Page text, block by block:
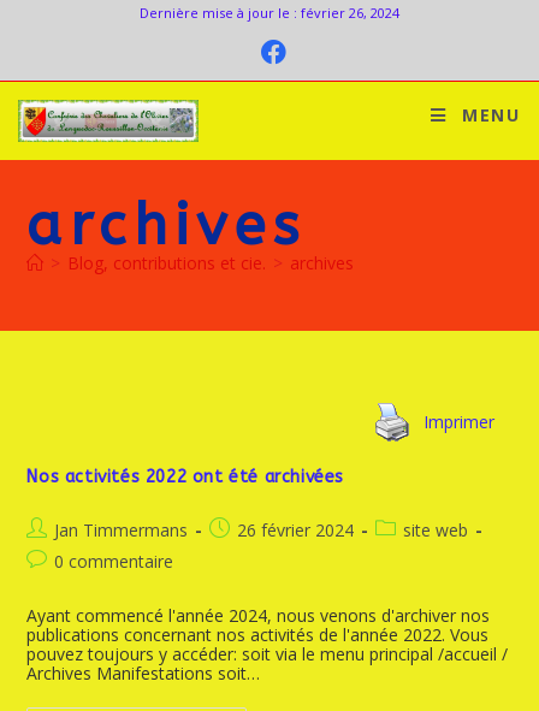
Dernière mise à jour le : février 26, 2024
MENU
archives
> Blog, contributions et cie. > archives
Imprimer
Nos activités 2022 ont été archivées
Jan Timmermans 26 février 2024
site web
0 commentaire
Ayant commencé l'année 2024, nous venons d'archiver nos
publications concernant nos activités de l'année 2022. Vous
pouvez toujours y accéder: soit via le menu principal /accueil /
Archives Manifestations soit…